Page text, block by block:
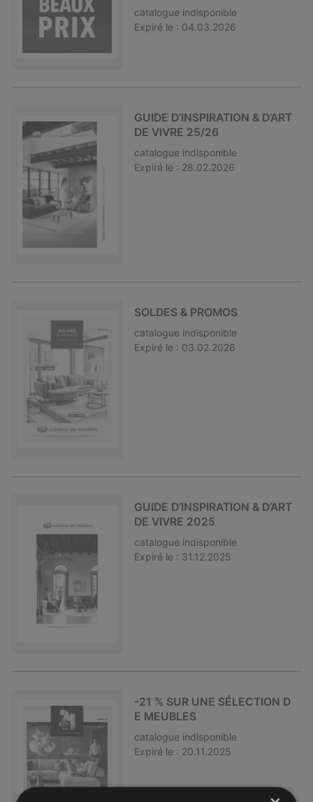
catalogue indisponible
Expiré le : 04.03.2026
GUIDE D’INSPIRATION & D’ART
DE VIVRE 25/26
catalogue indisponible
Expiré le : 28.02.2026
SOLDES & PROMOS
catalogue indisponible
Expiré le : 03.02.2026
GUIDE D’INSPIRATION & D’ART
DE VIVRE 2025
catalogue indisponible
Expiré le : 31.12.2025
-21 % SUR UNE SÉLECTION D
E MEUBLES
catalogue indisponible
Expiré le : 20.11.2025